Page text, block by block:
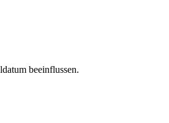
beeinflussen.